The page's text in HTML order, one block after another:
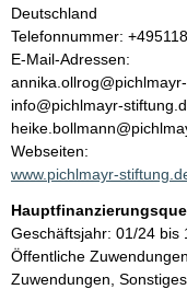
t
Deutschland
K
o
n
t
a
k
t
n
f
o
r
Telefonnummer:
E-Mail-Adressen:
info@pichlmayr-
Webseiten:
www.pichlmayr-
Geschäftsjahr: 01/24 bis
Öffentliche
Zuwendungen, Sonstiges